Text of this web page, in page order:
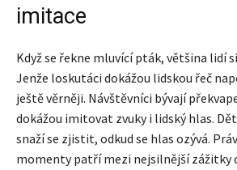
imitace
Když se řekne mluvící pták, většina lidí
Jenže loskutáci dokážou lidskou řeč
ještě věrněji. Návštěvníci bývají
dokážou imitovat zvuky i lidský hlas.
snaží se zjistit, odkud se hlas ozývá.
momenty patří mezi nejsilnější zážitky